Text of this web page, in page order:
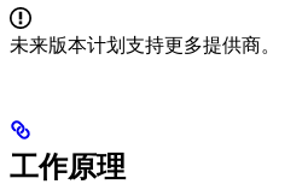
未来版本计划支持更多提供商。
工作原理